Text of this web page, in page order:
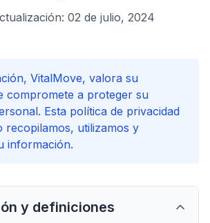
02 de julio, 2024
VitalMove, valora su
compromete a proteger su
Esta política de privacidad
recopilamos, utilizamos y
información.
y definiciones